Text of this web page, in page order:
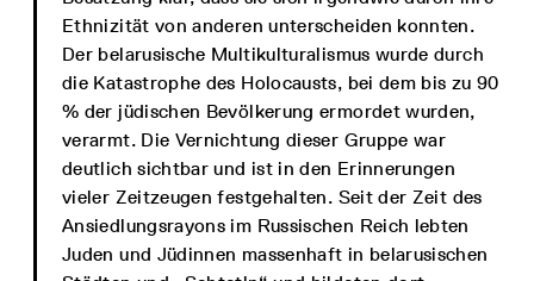
Ethnizität von anderen unterscheiden konnten.
Der belarusische Multikulturalismus wurde durch
die Katastrophe des Holocausts, bei dem bis zu 90
% der jüdischen Bevölkerung ermordet wurden,
verarmt. Die Vernichtung dieser Gruppe war
deutlich sichtbar und ist in den Erinnerungen
vieler Zeitzeugen festgehalten. Seit der Zeit des
Ansiedlungsrayons im Russischen Reich lebten
Juden und Jüdinnen massenhaft in belarusischen